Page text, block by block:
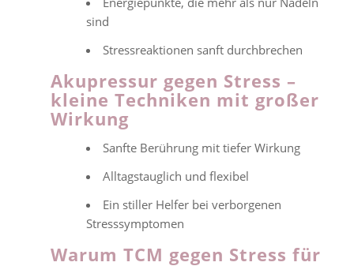
sind
Stressreaktionen sanft durchbrechen
Akupressur gegen Stress –
kleine Techniken mit großer
Wirkung
Sanfte Berührung mit tiefer Wirkung
Alltagstauglich und flexibel
Ein stiller Helfer bei verborgenen
Stresssymptomen
Warum TCM gegen Stress für